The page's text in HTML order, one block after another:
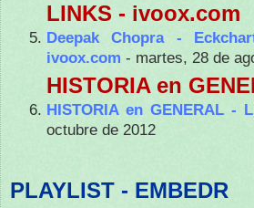
LINKS - ivoox.com
Deepak Chopra -
ivoox.com - martes, 28 de
HISTORIA en
HISTORIA en GENERAL -
octubre de 2012
PLAYLIST - EMBEDR